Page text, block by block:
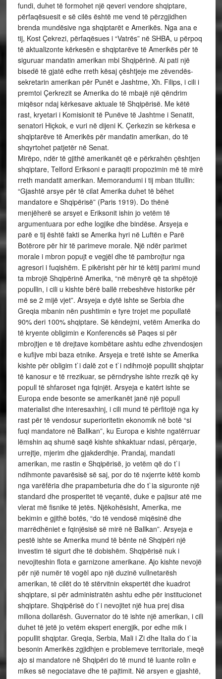
fundi, duhet të formohet një qeveri vendore shqiptare,
përfaqësuesit e së cilës është me vend të përzgjidhen
brenda mundësive nga shqiptarët e Amerikës. Nga ana e
tij, Kost Çekrezi, përfaqësues i “Vatrës” në SHBA, u përpoq
të aktualizonte kërkesën e shqiptarëve të Amerikës për të
siguruar mandatin amerikan mbi Shqipërinë. Ai pati një
bisedë të gjatë edhe rreth kësaj çështjeje me zëvendës-
sekretarin amerikan për Punët e Jashtme, Xh. Filips, i cili i
premtoi Çerkrezit se Amerika do të mbajë një qëndrim
miqësor ndaj kërkesave aktuale të Shqipërisë. Me këtë
rast, kryetari i Komisionit të Punëve të Jashtme i Senatit,
senatori Hiçkok, e vuri në dijeni K. Çerkezin se kërkesa e
shqiptarëve të Amerikës për mandatin amerikan, do të
shqyrtohet patjetër në Senat.
Mirëpo, ndër të gjithë amerikanët që e përkrahën çështjen
shqiptare, Telford Eriksoni e paraqiti propozimin më të mirë
rreth mandatit amerikan. Memorandumi i tij mban titullin:
“Gjashtë arsye për të cilat Amerika duhet të bëhet
mandatore e Shqipërisë” (Paris 1919). Do thënë
menjëherë se arsyet e Eriksonit ishin jo vetëm të
argumentuara por edhe logjike dhe bindëse. Arsyeja e
parë e tij është fakti se Amerika hyri në Luftën e Parë
Botërore për hir të parimeve morale. Një ndër parimet
morale i mbron popujt e vegjël dhe të pambrojtur nga
agresori i fuqishëm. E pikërisht për hir të këtij parimi mund
ta mbrojë Shqipërinë Amerika, “në mënyrë që ta shpëtojë
popullin, i cili u kishte bërë ballë rrebeshëve historike për
më se 2 mijë vjet”. Arsyeja e dytë ishte se Serbia dhe
Greqia mbanin nën pushtimin e tyre trojet me popullatë
90% deri 100% shqiptare. Së këndejmi, vetëm Amerika do
të kryente obligimin e Konferencës së Paqes si për
mbrojtjen e të drejtave kombëtare ashtu edhe zhvendosjen
e kufijve mbi baza etnike. Arsyeja e tretë ishte se Amerika
kishte për obligim t`i dalë zot e t`i ndihmojë popullit shqiptar
të kanosur e të rrezikuar, se përndryshe ishte rrezik që ky
popull të shfaroset nga fqinjët. Arsyeja e katërt ishte se
Europa ende besonte se amerikanët janë një popull
materialist dhe interesaxhinj, i cili mund të përfitojë nga ky
rast për të vendosur superioritetin ekonomik në botë “si
fuqi mandatore në Ballkan”, ku Europa e kishte ngatërruar
lëmshin aq shumë saqë kishte shkaktuar ndasi, përqarje,
urrejtje, mjerim dhe gjakderdhje. Prandaj, mandati
amerikan, me rastin e Shqipërisë, jo vetëm që do t`i
ndihmonte pavarësisë së saj, por do të nxjerrte këtë komb
nga varëfëria dhe prapambeturia dhe do t`ia siguronte një
standard dhe prosperitet të veçantë, duke e pajisur atë me
vlerat më fisnike të jetës. Njëkohësisht, Amerika, me
bekimin e gjithë botës, “do të vendosë miqësinë dhe
marrëdhëniet e fqinjësisë së mirë në Ballkan”. Arsyeja e
pestë ishte se Amerika mund të bënte në Shqipëri një
investim të sigurt dhe të dobishëm. Shqipërisë nuk i
nevojiteshin flota e garnizone amerikane. Ajo kishte nevojë
për një numër të vogël apo një duzinë vullnetarësh
amerikan, të cilët do të stërvitnin ekspertët dhe kuadrot
shqiptare, si për administratën ashtu edhe për institucionet
shqiptare. Shqipërisë do t`i nevojitet një hua prej disa
miliona dollarësh. Guvernator do të ishte një amerikan, i cili
duhet të jetë jo vetëm ekspert energjik, por edhe mik i
popullit shqiptar. Greqia, Serbia, Mali i Zi dhe Italia do t`ia
besonin Amerikës zgjidhjen e problemeve territoriale, meqë
ajo si mandatore në Shqipëri do të mund të luante rolin e
mikes së negociatave dhe të pajtimit. Në arsyen e gjashtë,